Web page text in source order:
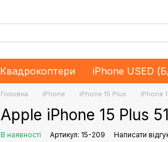
Квадрокоптери iPhone USED
Головна iPhone iPhone 15 Plus iPhone
Apple iPhone 15 Plus
В наявності Артикул: 15-209 Написати